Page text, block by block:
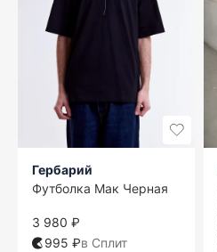
Гербарий
Футболка Мак Черная
3 980 ₽
995 ₽в Сплит